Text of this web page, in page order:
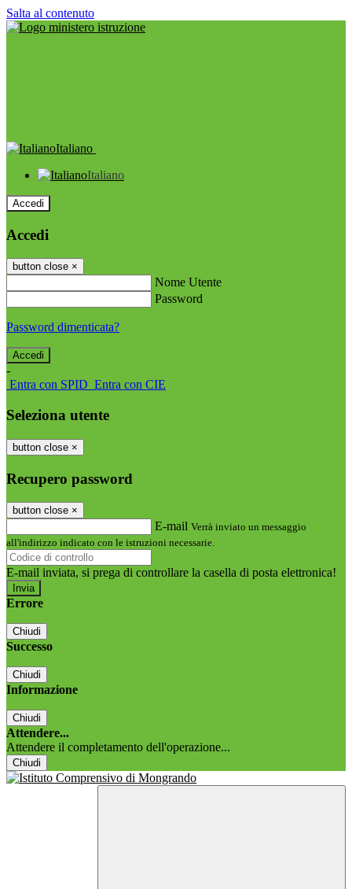
Salta al contenuto
Italiano
Italiano
Accedi
Accedi
button close ×
Nome Utente
Password
Password dimenticata?
-
Entra con SPID Entra con CIE
Seleziona utente
button close ×
Recupero password
button close ×
E-mail Verrà inviato un messaggio
all'indirizzo indicato con le istruzioni necessarie.
E-mail inviata, si prega di controllare la casella di posta elettronica!
Errore
Chiudi
Successo
Chiudi
Informazione
Chiudi
Attendere...
Attendere il completamento dell'operazione...
Chiudi